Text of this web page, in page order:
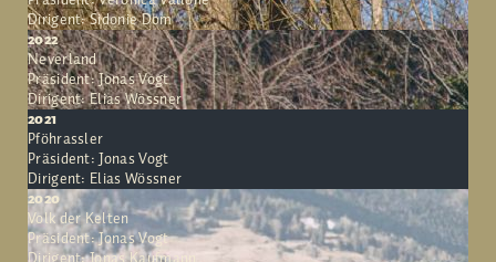
Dirigent: Sidonie Dom
2022
Neverland
Präsident: Jonas Vogt
Dirigent: Elias Wössner
2021
Pföhrassler
Präsident: Jonas Vogt
Dirigent: Elias Wössner
2020
Volk der Kelten
Präsident: Jonas Vogt